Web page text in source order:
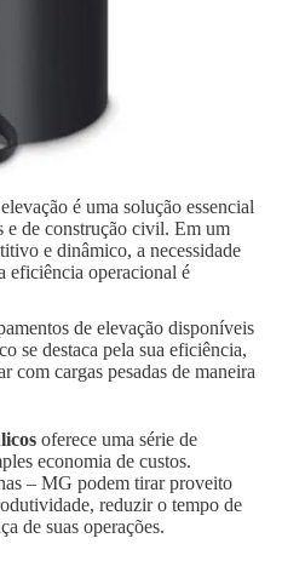
é uma solução essencial
e de construção civil. Em um
e dinâmico, a necessidade
eficiência operacional é
de elevação disponíveis
se destaca pela sua eficiência,
com cargas pesadas de maneira
oferece uma série de
economia de custos.
– MG podem tirar proveito
reduzir o tempo de
de suas operações.